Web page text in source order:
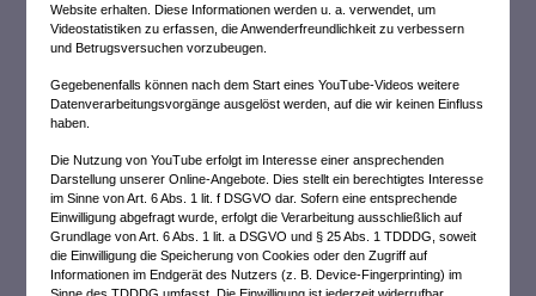
Website erhalten. Diese Informationen werden u. a. verwendet, um
Videostatistiken zu erfassen, die Anwenderfreundlichkeit zu verbessern
und Betrugsversuchen vorzubeugen.
Gegebenenfalls können nach dem Start eines YouTube-Videos weitere
Datenverarbeitungsvorgänge ausgelöst werden, auf die wir keinen Einfluss
haben.
Die Nutzung von YouTube erfolgt im Interesse einer ansprechenden
Darstellung unserer Online-Angebote. Dies stellt ein berechtigtes Interesse
im Sinne von Art. 6 Abs. 1 lit. f DSGVO dar. Sofern eine entsprechende
Einwilligung abgefragt wurde, erfolgt die Verarbeitung ausschließlich auf
Grundlage von Art. 6 Abs. 1 lit. a DSGVO und § 25 Abs. 1 TDDDG, soweit
die Einwilligung die Speicherung von Cookies oder den Zugriff auf
Informationen im Endgerät des Nutzers (z. B. Device-Fingerprinting) im
Sinne des TDDDG umfasst. Die Einwilligung ist jederzeit widerrufbar.